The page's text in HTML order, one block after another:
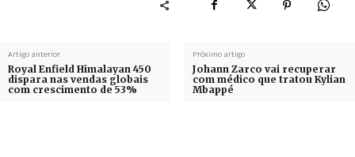
Artigo anterior
Royal Enfield Himalayan 450
dispara nas vendas globais
com crescimento de 53%
Próximo artigo
Johann Zarco vai recuperar
com médico que tratou Kylian
Mbappé